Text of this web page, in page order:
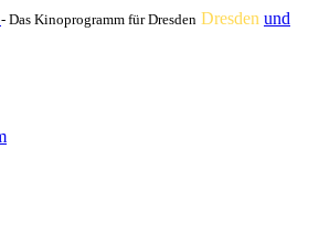
- Das Kinoprogramm für Dresden Dresden und